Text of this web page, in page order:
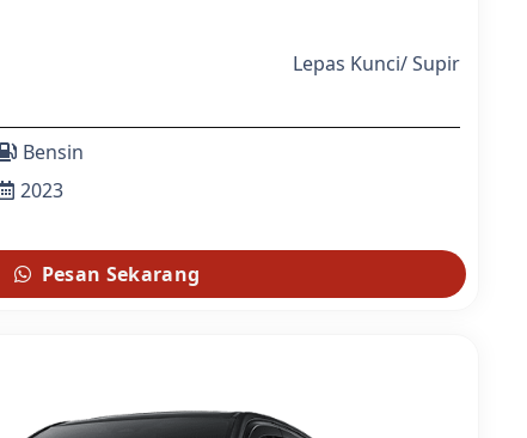
Lepas Kunci/Supir
Bensin
2023
Pesan Sekarang